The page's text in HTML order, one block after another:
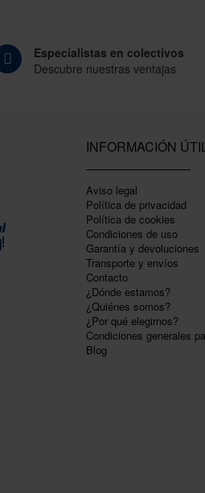
Especialistas en colectivos
Descubre nuestras ventajas
INFORMACIÓN
Aviso legal
Política de privacidad
Polí­tica de cookies
Condiciones de uso
Garantí­a y devoluciones
Transporte y envíos
Contacto
¿Dónde estamos?
¿Quiénes somos?
¿Por qué elegirnos?
Condiciones generales
Blog